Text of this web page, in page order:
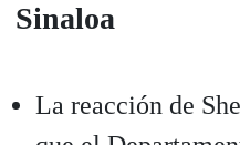
Sinaloa
La reacción de